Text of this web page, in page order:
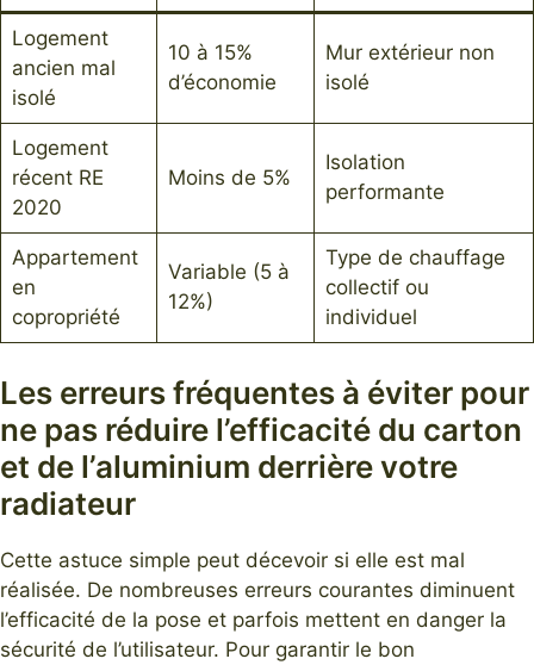
Logement
ancien mal
isolé
10 à 15%
d’économie
Mur extérieur non
isolé
Logement
récent RE
2020
Moins de 5%
Isolation
performante
Appartement
en
copropriété
Variable (5 à
12%)
Type de chauffage
collectif ou
individuel
Les erreurs fréquentes à éviter pour
ne pas réduire l’efficacité du carton
et de l’aluminium derrière votre
radiateur
Cette astuce simple peut décevoir si elle est mal
réalisée. De nombreuses erreurs courantes diminuent
l’efficacité de la pose et parfois mettent en danger la
sécurité de l’utilisateur. Pour garantir le bon